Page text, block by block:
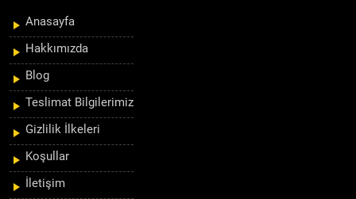
Anasayfa
Hakkımızda
Blog
Teslimat Bilgilerimiz
Gizlilik İlkeleri
Koşullar
İletişim